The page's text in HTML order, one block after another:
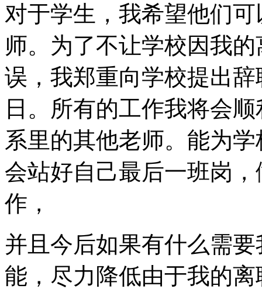
对于学生，我希望他们
师。为了不让学校因我
误，我郑重向学校提出
日。所有的工作我将会
系里的其他老师。能为
会站好自己最后一班岗
作，
并且今后如果有什么需
能，尽力降低由于我的